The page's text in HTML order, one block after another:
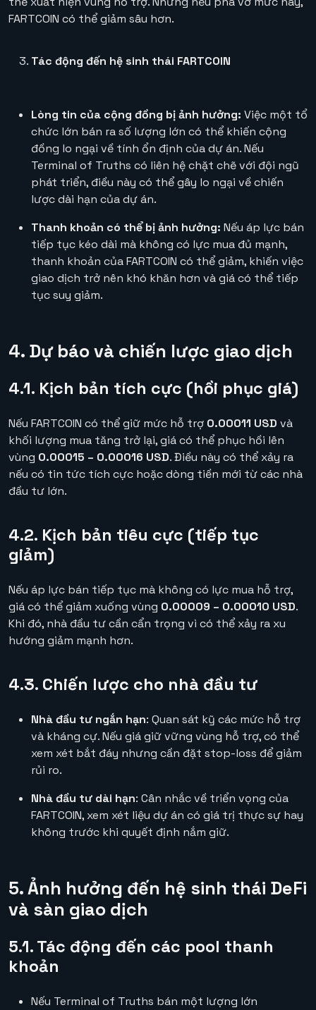
FARTCOIN có thể giảm sâu hơn.
Tác động đến hệ sinh thái FARTCOIN
Lòng tin của cộng đồng bị ảnh hưởng: Việc một tổ
chức lớn bán ra số lượng lớn có thể khiến cộng
đồng lo ngại về tính ổn định của dự án. Nếu
Terminal of Truths có liên hệ chặt chẽ với đội ngũ
phát triển, điều này có thể gây lo ngại về chiến
lược dài hạn của dự án.
Thanh khoản có thể bị ảnh hưởng: Nếu áp lực bán
tiếp tục kéo dài mà không có lực mua đủ mạnh,
thanh khoản của FARTCOIN có thể giảm, khiến việc
giao dịch trở nên khó khăn hơn và giá có thể tiếp
tục suy giảm.
4. Dự báo và chiến lược giao dịch
4.1. Kịch bản tích cực (hồi phục giá)
Nếu FARTCOIN có thể giữ mức hỗ trợ 0.00011 USD và
khối lượng mua tăng trở lại, giá có thể phục hồi lên
vùng 0.00015 – 0.00016 USD. Điều này có thể xảy ra
nếu có tin tức tích cực hoặc dòng tiền mới từ các nhà
đầu tư lớn.
4.2. Kịch bản tiêu cực (tiếp tục
giảm)
Nếu áp lực bán tiếp tục mà không có lực mua hỗ trợ,
giá có thể giảm xuống vùng 0.00009 – 0.00010 USD.
Khi đó, nhà đầu tư cần cẩn trọng vì có thể xảy ra xu
hướng giảm mạnh hơn.
4.3. Chiến lược cho nhà đầu tư
Nhà đầu tư ngắn hạn: Quan sát kỹ các mức hỗ trợ
và kháng cự. Nếu giá giữ vững vùng hỗ trợ, có thể
xem xét bắt đáy nhưng cần đặt stop-loss để giảm
rủi ro.
Nhà đầu tư dài hạn: Cân nhắc về triển vọng của
FARTCOIN, xem xét liệu dự án có giá trị thực sự hay
không trước khi quyết định nắm giữ.
5. Ảnh hưởng đến hệ sinh thái DeFi
và sàn giao dịch
5.1. Tác động đến các pool thanh
khoản
Nếu Terminal of Truths bán một lượng lớn